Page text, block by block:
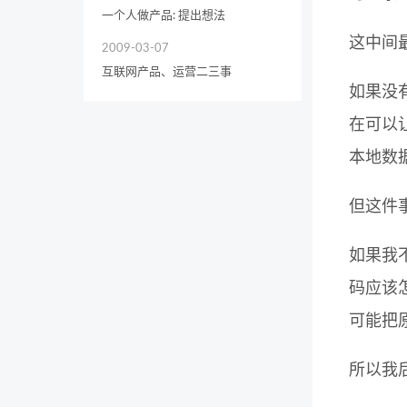
一个人做产品: 提出想法
2009-03-07
互联网产品、运营二三事
这中间
如果没
在可以
本地数
但这件
如果我
码应该
可能把
所以我